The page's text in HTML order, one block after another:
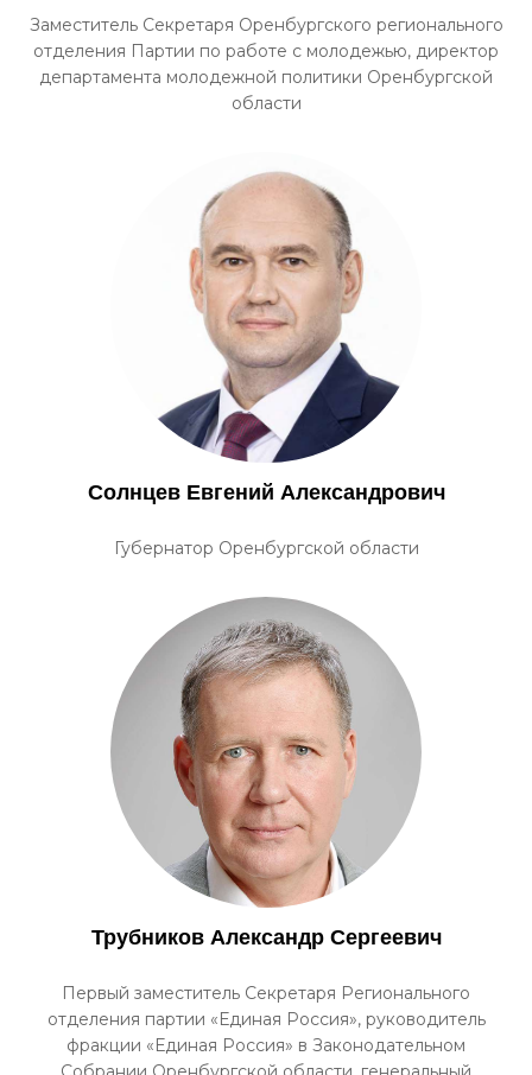
Заместитель Секретаря Оренбургского регионального
отделения Партии по работе с молодежью, директор
департамента молодежной политики Оренбургской
области
Солнцев Евгений Александрович
Губернатор Оренбургской области
Трубников Александр Сергеевич
Первый заместитель Секретаря Регионального
отделения партии «Единая Россия», руководитель
фракции «Единая Россия» в Законодательном